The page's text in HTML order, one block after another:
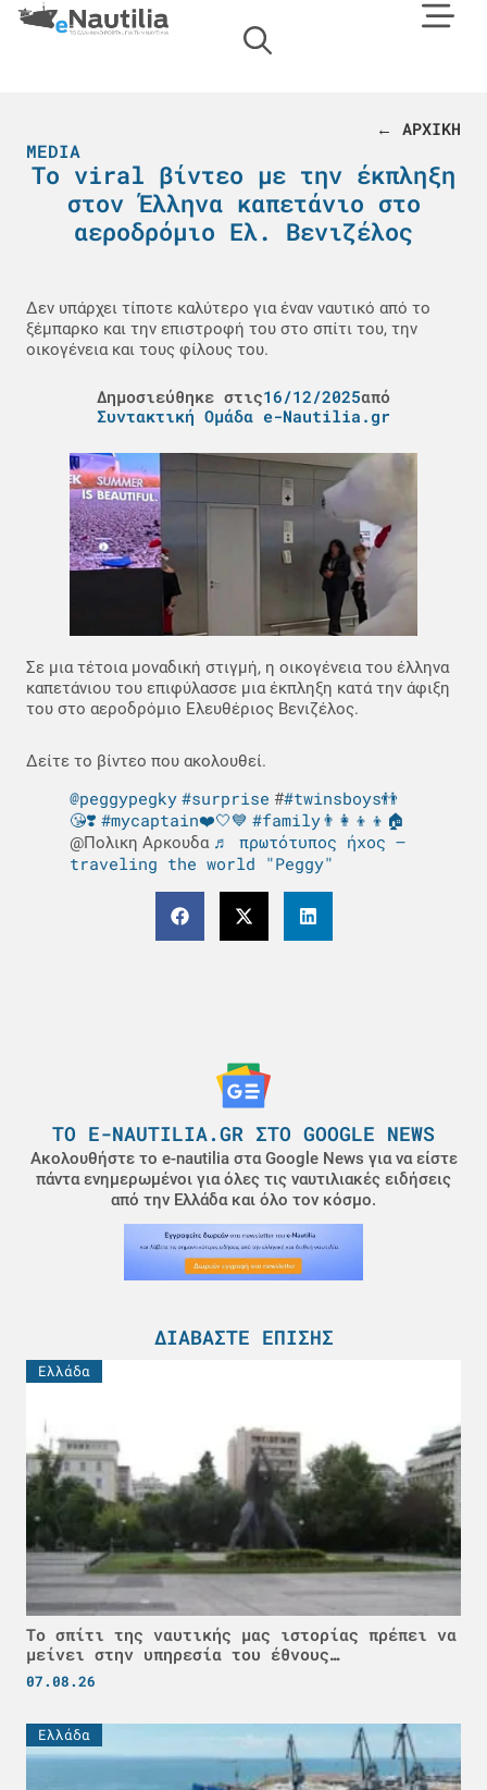
← ΑΡΧΙΚΗ
MEDIA
Το viral βίντεο με την έκπληξη
στον Έλληνα καπετάνιο στο
αεροδρόμιο Ελ. Βενιζέλος
Δεν υπάρχει τίποτε καλύτερο για έναν ναυτικό από το
ξέμπαρκο και την επιστροφή του στο σπίτι του, την
οικογένεια και τους φίλους του.
Δημοσιεύθηκε στις16/12/2025από
Συντακτική Ομάδα e-Nautilia.gr
Σε μια τέτοια μοναδική στιγμή, η οικογένεια του έλληνα
καπετάνιου του επιφύλασσε μια έκπληξη κατά την άφιξη
του στο αεροδρόμιο Ελευθέριος Βενιζέλος.
Δείτε το βίντεο που ακολουθεί.
@peggypegky #surprise ##twinsboys👬
😘❣️ #mycaptain❤️🤍💙 #family👨‍👩‍👦‍👦🏠
@Πολικη Αρκουδα ♬ πρωτότυπος ήχος –
traveling the world "Peggy"
ΤΟ E-NAUTILIA.GR ΣΤΟ GOOGLE NEWS
Ακολουθήστε το e-nautilia στα Google News για να είστε
πάντα ενημερωμένοι για όλες τις ναυτιλιακές ειδήσεις
από την Ελλάδα και όλο τον κόσμο.
ΔΙΑΒΆΣΤΕ ΕΠΊΣΗΣ
Ελλάδα
Το σπίτι της ναυτικής μας ιστορίας πρέπει να
μείνει στην υπηρεσία του έθνους…
07.08.26
Ελλάδα